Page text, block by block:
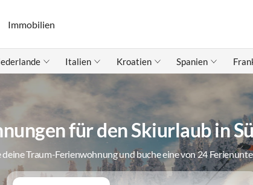
Immobilien
Italien Kroatien Spanien
für den Skiurlaub in
deine Traum-Ferienwohnung und buche eine von 24